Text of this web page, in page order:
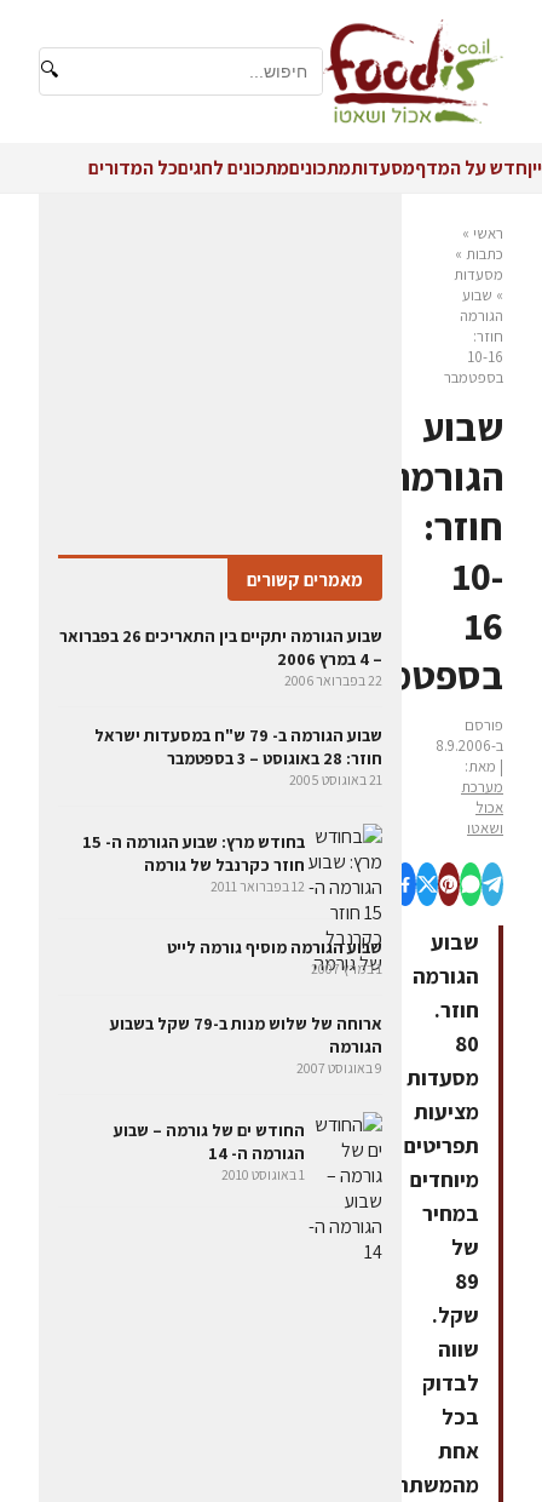
🔍
ייןחדש על המדףמסעדותמתכוניםמתכונים לחגיםכל המדורים
ראשי »
כתבות »
מסעדות
» שבוע
הגורמה
חוזר:
10-16
בספטמבר
שבוע
הגורמה
חוזר:
10-
16
בספטמבר
פורסם
ב-8.9.2006
| מאת:
מערכת
אכול
ושאטו
שבוע
הגורמה
חוזר.
80
מסעדות
מציעות
תפריטים
מיוחדים
במחיר
של
89
שקל.
שווה
לבדוק
בכל
אחת
מהמשתתפות
מאמרים קשורים
שבוע הגורמה יתקיים בין התאריכים 26 בפברואר
– 4 במרץ 2006
22 בפברואר 2006
שבוע הגורמה ב- 79 ש"ח במסעדות ישראל
חוזר: 28 באוגוסט – 3 בספטמבר
21 באוגוסט 2005
בחודש מרץ: שבוע הגורמה ה- 15
חוזר כקרנבל של גורמה
12 בפברואר 2011
שבוע הגורמה מוסיף גורמה לייט
1 במרץ 2007
ארוחה של שלוש מנות ב-79 שקל בשבוע
הגורמה
9 באוגוסט 2007
החודש ים של גורמה – שבוע
הגורמה ה- 14
1 באוגוסט 2010